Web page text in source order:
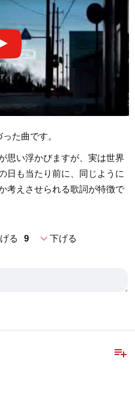
た曲です。
思い浮かびますが、実は世界
日も当たり前に、同じように
考えさせられる歌詞が特徴で
る 9 expand_more下げる
playlist_add